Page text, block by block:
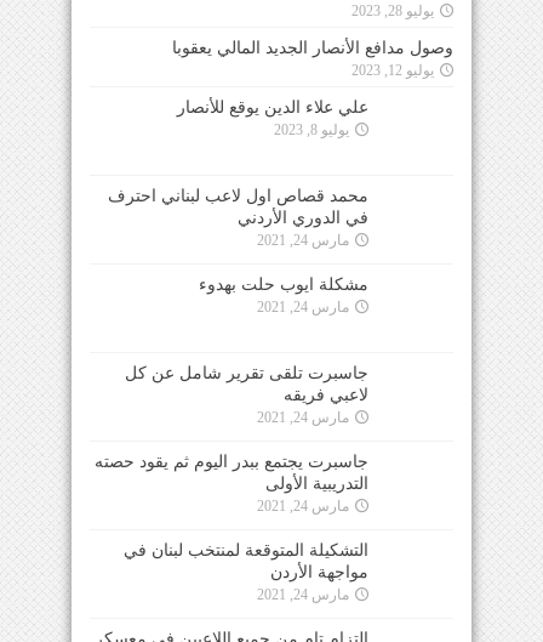
يوليو 28, 2023
وصول مدافع الأنصار الجديد المالي يعقوبا
يوليو 12, 2023
علي علاء الدين يوقع للأنصار
يوليو 8, 2023
محمد قصاص اول لاعب لبناني احترف
في الدوري الأردني
مارس 24, 2021
مشكلة ايوب حلت بهدوء
مارس 24, 2021
جاسبرت تلقى تقرير شامل عن كل
لاعبي فريقه
مارس 24, 2021
جاسبرت يجتمع ببدر اليوم ثم يقود حصته
التدريبية الأولى
مارس 24, 2021
التشكيلة المتوقعة لمنتخب لبنان في
مواجهة الأردن
مارس 24, 2021